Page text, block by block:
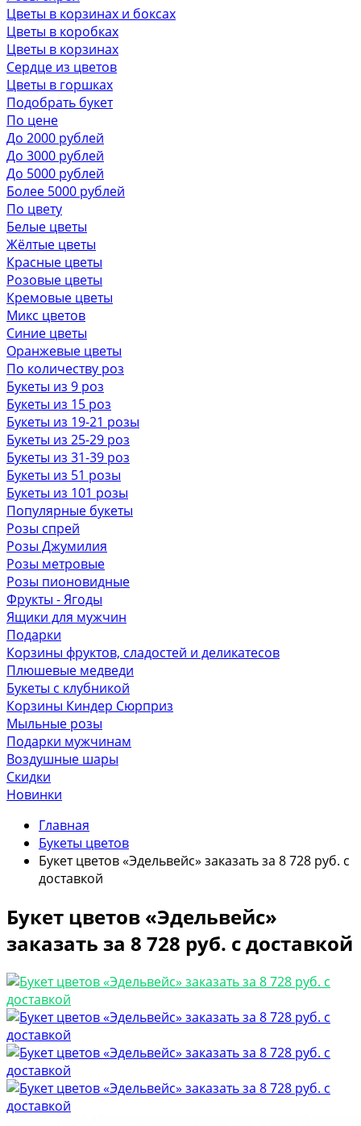
Цветы в корзинах и боксах
Цветы в коробках
Цветы в корзинах
Сердце из цветов
Цветы в горшках
Подобрать букет
По цене
До 2000 рублей
До 3000 рублей
До 5000 рублей
Более 5000 рублей
По цвету
Белые цветы
Жёлтые цветы
Красные цветы
Розовые цветы
Кремовые цветы
Микс цветов
Синие цветы
Оранжевые цветы
По количеству роз
Букеты из 9 роз
Букеты из 15 роз
Букеты из 19-21 розы
Букеты из 25-29 роз
Букеты из 31-39 роз
Букеты из 51 розы
Букеты из 101 розы
Популярные букеты
Розы спрей
Розы Джумилия
Розы метровые
Розы пионовидные
Фрукты - Ягоды
Ящики для мужчин
Подарки
Корзины фруктов, сладостей и деликатесов
Плюшевые медведи
Букеты с клубникой
Корзины Киндер Сюрприз
Мыльные розы
Подарки мужчинам
Воздушные шары
Скидки
Новинки
Главная
Букеты цветов
Букет цветов «Эдельвейс» заказать за 8 728 руб. с
доставкой
Букет цветов «Эдельвейс»
заказать за 8 728 руб. с доставкой